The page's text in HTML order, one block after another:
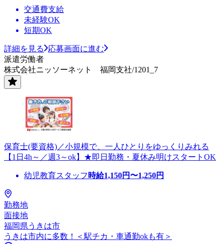
交通費支給
未経験OK
短期OK
詳細を見る
応募画面に進む
派遣労働者
株式会社ニッソーネット 福岡支社/1201_7
保育士(要資格)／小規模で、一人ひとりをゆっくりみれる
【1日4h～／週3～ok】★即日勤務・夏休み明けスタートOK
幼児教育スタッフ 時給1,150円〜1,250円
勤務地
面接地
福岡県うきは市
うきは市内に多数！＜駅チカ・車通勤okも有＞